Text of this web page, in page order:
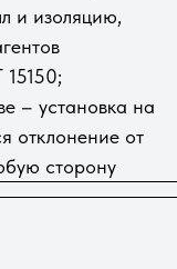
и изоляцию,
– установка на
отклонение от
сторону